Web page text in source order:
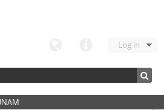
Log in